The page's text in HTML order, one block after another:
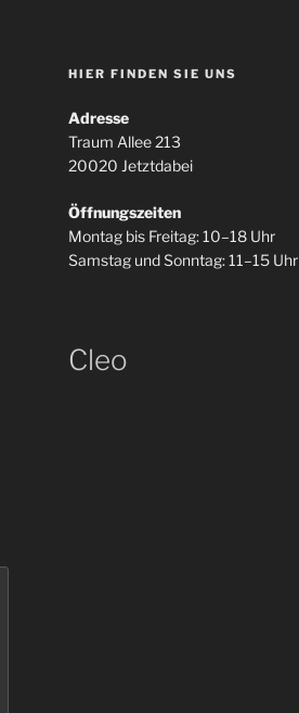
HIER FINDEN SIE UNS
Adresse
Traum Allee 213
20020 Jetztdabei
Öffnungszeiten
Montag bis Freitag: 10–18 Uhr
Samstag und Sonntag: 11–15 Uhr
Cleo